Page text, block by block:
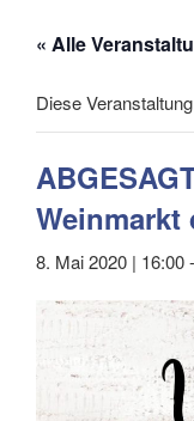
« Alle
Diese
Weinmarkt
8. Mai 2020 | 16:00-